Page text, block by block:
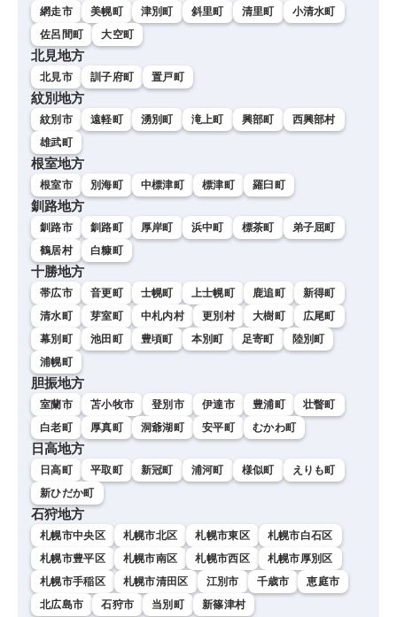
網走市 美幌町 津別町 斜里町 清里町
小清水町
佐呂間町
大空町
北見地方
北見市 訓子府町 置戸町
紋別地方
紋別市 遠軽町 湧別町 滝上町 興部町
西興部村
雄武町
根室地方
根室市 別海町 中標津町 標津町 羅臼町
釧路地方
釧路市 釧路町 厚岸町 浜中町 標茶町
弟子屈町
鶴居村
白糠町
十勝地方
帯広市 音更町 士幌町 上士幌町 鹿追町
新得町
清水町
芽室町 中札内村 更別村 大樹町
広尾町
幕別町
池田町 豊頃町 本別町 足寄町
陸別町
浦幌町
胆振地方
室蘭市 苫小牧市 登別市 伊達市 豊浦町
壮瞥町
白老町
厚真町 洞爺湖町 安平町 むかわ町
日高地方
日高町 平取町 新冠町 浦河町 様似町
えりも町
新ひだか町
石狩地方
札幌市中央区 札幌市北区 札幌市東区
札幌市白石区
札幌市豊平区
札幌市南区 札幌市西区
札幌市厚別区
札幌市手稲区
札幌市清田区 江別市 千歳市
恵庭市
北広島市
石狩市 当別町 新篠津村